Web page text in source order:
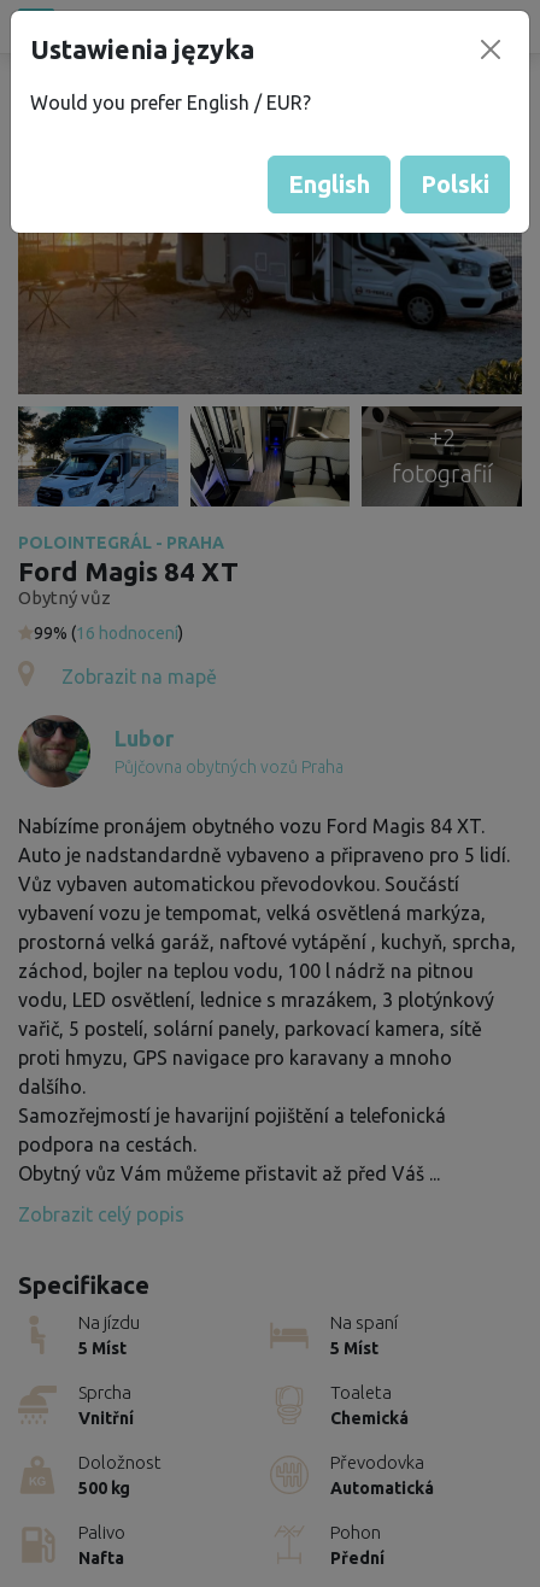
campu .eu
POLOINTEGRÁL - PRAHA
Ford Magis 84 XT
Obytný vůz
99% (16 hodnocení)
Zobrazit na mapě
Lubor
Půjčovna obytných vozů Praha
Nabízíme pronájem obytného vozu Ford Magis 84 XT.
Auto je nadstandardně vybaveno a připraveno pro 5 lidí.
Vůz vybaven automatickou převodovkou. Součástí
vybavení vozu je tempomat, velká osvětlená markýza,
prostorná velká garáž, naftové vytápění , kuchyň, sprcha,
záchod, bojler na teplou vodu, 100 l nádrž na pitnou
vodu, LED osvětlení, lednice s mrazákem, 3 plotýnkový
vařič, 5 postelí, solární panely, parkovací kamera, sítě
proti hmyzu, GPS navigace pro karavany a mnoho
dalšího.
Samozřejmostí je havarijní pojištění a telefonická
podpora na cestách.
Obytný vůz Vám můžeme přistavit až před Váš ...
Zobrazit celý popis
+2
fotografií
Specifikace
Na jízdu
5 Míst
Na spaní
5 Míst
Sprcha
Vnitřní
Toaleta
Chemická
Doložnost
500 kg
Převodovka
Automatická
Palivo
Nafta
Pohon
Přední
Ustawienia języka
Would you prefer English / EUR?
English Polski